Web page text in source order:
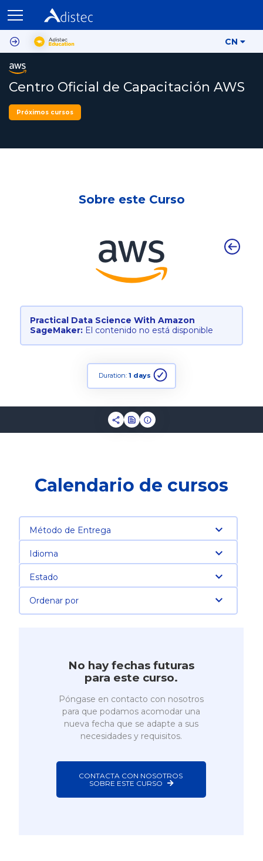
CN
Centro Oficial de Capacitación AWS
Próximos cursos
Sobre este Curso
Practical Data Science With Amazon
SageMaker: El contenido no está disponible
Duration: 1 days
Calendario de cursos
Método de Entrega
Idioma
Estado
Ordenar por
No hay fechas futuras
para este curso.
Póngase en contacto con nosotros
para que podamos acomodar una
nueva fecha que se adapte a sus
necesidades y requisitos.
CONTACTA CON NOSOTROS
SOBRE ESTE CURSO